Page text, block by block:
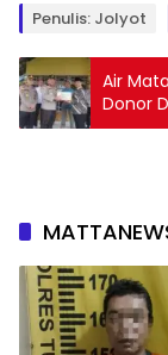
Penulis: Jolyot
Air
Donor
ke – 80